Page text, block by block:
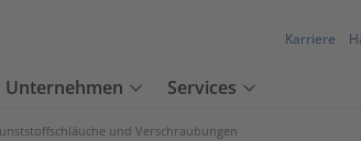
Karriere
Unternehmen Services
und Verschraubungen